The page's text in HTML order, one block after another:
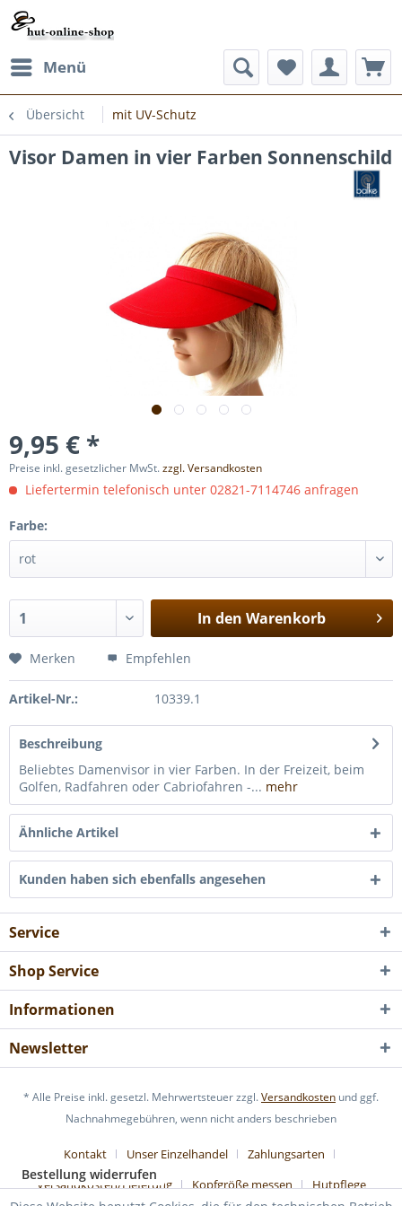
Menü
Übersicht mit UV-Schutz
Visor Damen in vier Farben Sonnenschild
9,95 € *
Preise inkl. gesetzlicher MwSt.zzgl. Versandkosten
Liefertermin telefonisch unter 02821-7114746 anfragen
Farbe:
In den Warenkorb
Merken Empfehlen
Artikel-Nr.: 10339.1
Beschreibung
Beliebtes Damenvisor in vier Farben. In der Freizeit, beim
Golfen, Radfahren oder Cabriofahren -... mehr
Ähnliche Artikel
Kunden haben sich ebenfalls angesehen
Service
Shop Service
Informationen
Newsletter
* Alle Preise inkl. gesetzl. Mehrwertsteuer zzgl.Versandkosten und ggf.
Nachnahmegebühren, wenn nicht anders beschrieben
Kontakt Unser Einzelhandel
Zahlungsarten
Versandkosten/Lieferung
Kopfgröße messen Hutpflege
Bestellung widerrufen